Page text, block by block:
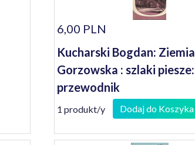
6,00 PLN
Kucharski Bogdan: Ziemia
Gorzowska : szlaki piesze:
przewodnik
1 produkt/y Dodaj do Koszyka